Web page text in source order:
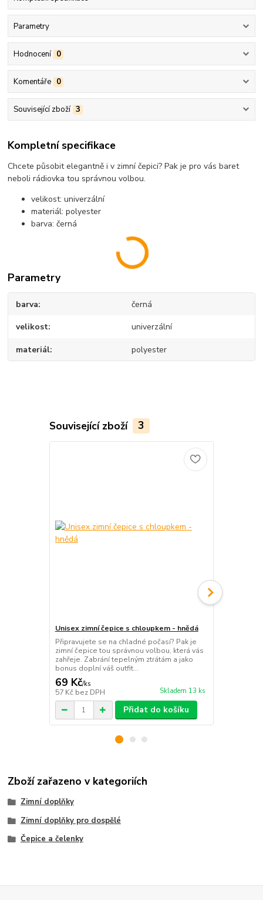
Parametry
Hodnocení 0
Komentáře 0
Související zboží 3
Kompletní specifikace
Chcete působit elegantně i v zimní čepici? Pak je pro vás baret
neboli rádiovka tou správnou volbou.
velikost: univerzální
materiál: polyester
barva: černá
Parametry
barva černá
velikost univerzální
materiál polyester
Související zboží 3
Unisex zimní čepice s chloupkem - hnědá
Připravujete se na chladné počasí? Pak je
zimní čepice tou správnou volbou, která vás
zahřeje. Zabrání tepelným ztrátám a jako
bonus doplní váš outfit...
69 Kč/ks
57 Kč bez DPH Skladem 13 ks
Přidat do košíku
Zboží zařazeno v kategoriích
Zimní doplňky
Zimní doplňky pro dospělé
Čepice a čelenky